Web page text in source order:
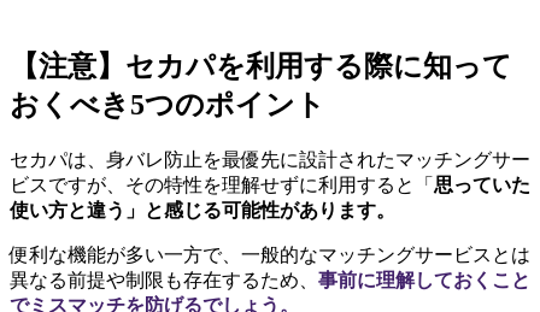
【注意】セカパを利用する際に知って
おくべき5つのポイント
セカパは、身バレ防止を最優先に設計されたマッチングサー
ビスですが、その特性を理解せずに利用すると「 思っていた
使い方と違う」と感じる可能性があります。
便利な機能が多い一方で、一般的なマッチングサービスとは
異なる前提や制限も存在するため、 事前に理解しておくこと
でミスマッチを防げるでしょう。